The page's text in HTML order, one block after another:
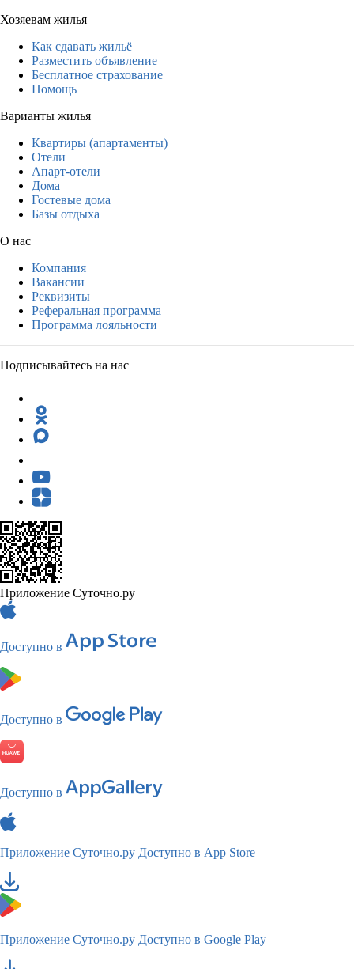
Хозяевам жилья
Как сдавать жильё
Разместить объявление
Бесплатное страхование
Помощь
Варианты жилья
Квартиры (апартаменты)
Отели
Апарт-отели
Дома
Гостевые дома
Базы отдыха
О нас
Компания
Вакансии
Реквизиты
Реферальная программа
Программа лояльности
Подписывайтесь на нас
Приложение Суточно.ру
Доступно в
Доступно в
Доступно в
Приложение Суточно.ру Доступно в App Store
Приложение Суточно.ру Доступно в Google Play